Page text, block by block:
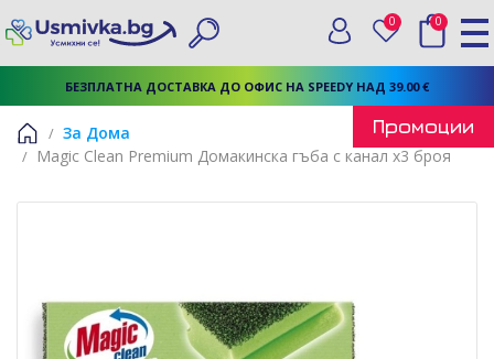
БЕЗПЛАТНА ДОСТАВКА ДО ОФИС НА SPEEDY НАД 39.00 €
Търси
Вход
0 Любими
0
Начало
За Дома
Magic Clean Premium Домакинска гъба с канал x3 броя
Промоции